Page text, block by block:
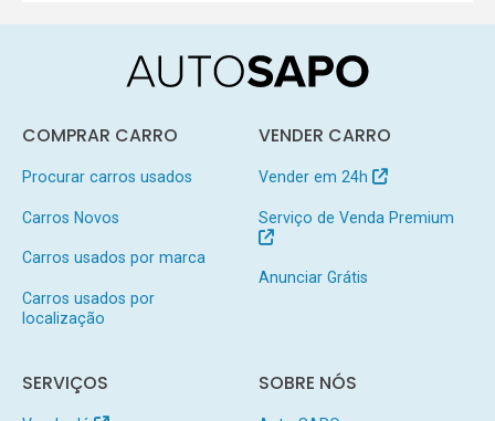
COMPRAR CARRO
Procurar carros usados
Carros Novos
Carros usados por marca
Carros usados por
localização
VENDER CARRO
Vender em 24h
Serviço de Venda Premium
Anunciar Grátis
SERVIÇOS SOBRE NÓS